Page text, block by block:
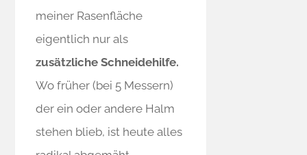
meiner Rasenfläche
eigentlich nur als
zusätzliche Schneidehilfe.
Wo früher (bei 5 Messern)
der ein oder andere Halm
stehen blieb, ist heute alles